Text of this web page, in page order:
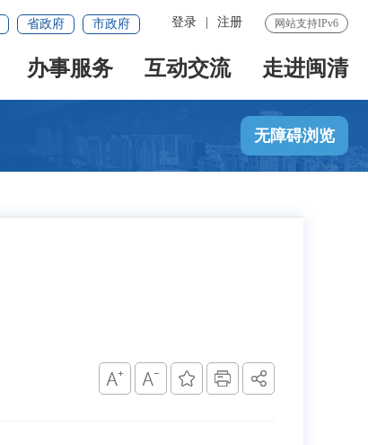
网站支持IPv6
登录 注册
省政府 市政府
办事服务 互动交流 走进闽清
无障碍浏览